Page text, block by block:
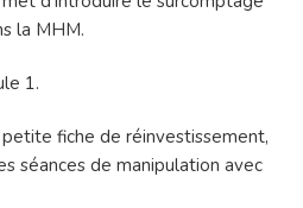
la MHM.
1.
petite fiche de réinvestissement,
séances de manipulation avec